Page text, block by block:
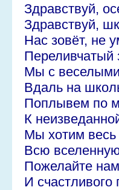
Здравствуй,
Здравствуй,
Нас зовёт, не
Переливчатый
Мы с
Вдаль на
Поплывем по
К
Мы хотим весь
Всю
Пожелайте
И счастливого